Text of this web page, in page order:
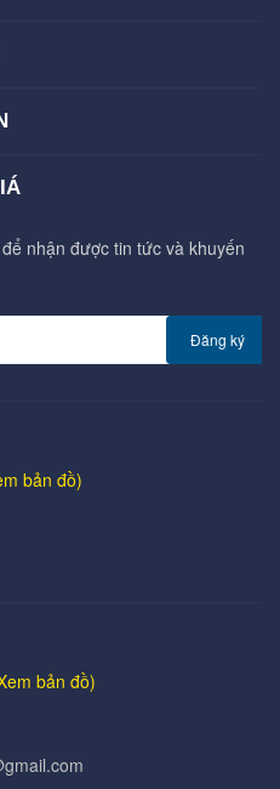
nhận được tin tức và khuyến
Đăng ký
bản đồ)
bản đồ)